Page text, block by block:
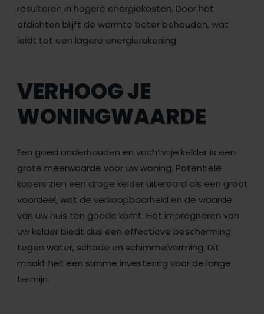
resulteren in hogere energiekosten. Door het
afdichten blijft de warmte beter behouden, wat
leidt tot een lagere energierekening.
VERHOOG JE
WONINGWAARDE
Een goed onderhouden en vochtvrije kelder is een
grote meerwaarde voor uw woning. Potentiële
kopers zien een droge kelder uiteraard als een groot
voordeel, wat de verkoopbaarheid en de waarde
van uw huis ten goede komt. Het impregneren van
uw kelder biedt dus een effectieve bescherming
tegen water, schade en schimmelvorming. Dit
maakt het een slimme investering voor de lange
termijn.